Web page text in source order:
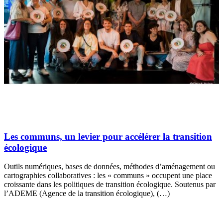
Les communs, un levier pour accélérer la transition
écologique
Outils numériques, bases de données, méthodes d’aménagement ou
cartographies collaboratives : les « communs » occupent une place
croissante dans les politiques de transition écologique. Soutenus par
l’ADEME (Agence de la transition écologique), (…)